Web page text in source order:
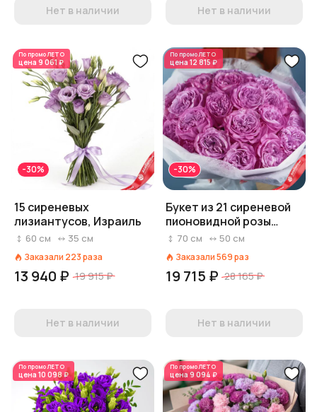
Нет в наличии Нет в наличии
По промоЛЕТО
цена 9 061 ₽
-30%
15 сиреневых
лизиантусов, Израиль
60 см 35 см
Заказали 223раза
13 940 ₽ 19 915 ₽
Нет в наличии
По промоЛЕТО
цена 12 815 ₽
-30%
Букет из 21 сиреневой
пионовидной розы
«Прованс», Россия, 70
70 см 50 см
Заказали569раз
19 715 ₽ 28 165 ₽
Нет в наличии
По промоЛЕТО
цена 10 098 ₽
По промоЛЕТО
цена 9 094 ₽